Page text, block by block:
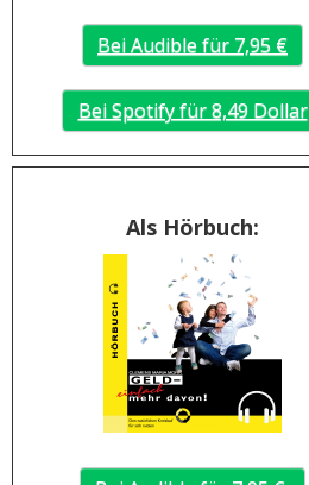
Bei Audible für 7,95 €
Bei Spotify für 8,49 Dollar
Als Hörbuch: